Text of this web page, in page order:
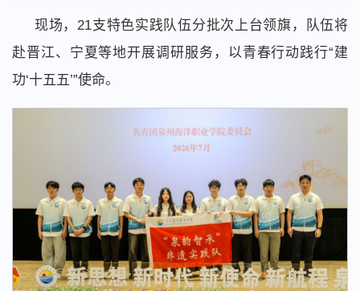
现场，21支特色实践队伍分批次上台领旗，队伍将
赴晋江、宁夏等地开展调研服务，以青春行动践行“建
功‘十五五’”使命。